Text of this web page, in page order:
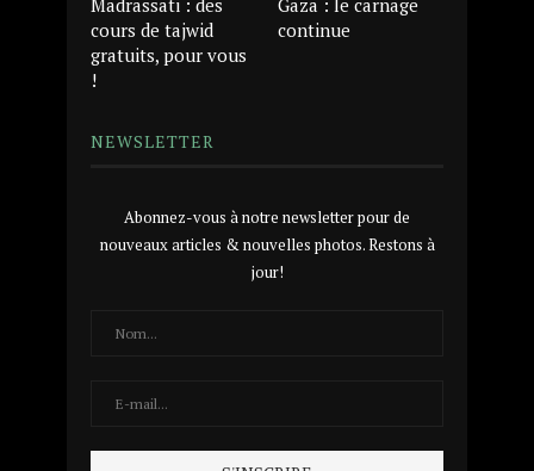
cours de tajwid
gratuits, pour vous
!
continue
NEWSLETTER
Abonnez-vous à notre newsletter pour de
nouveaux articles & nouvelles photos. Restons à
jour!